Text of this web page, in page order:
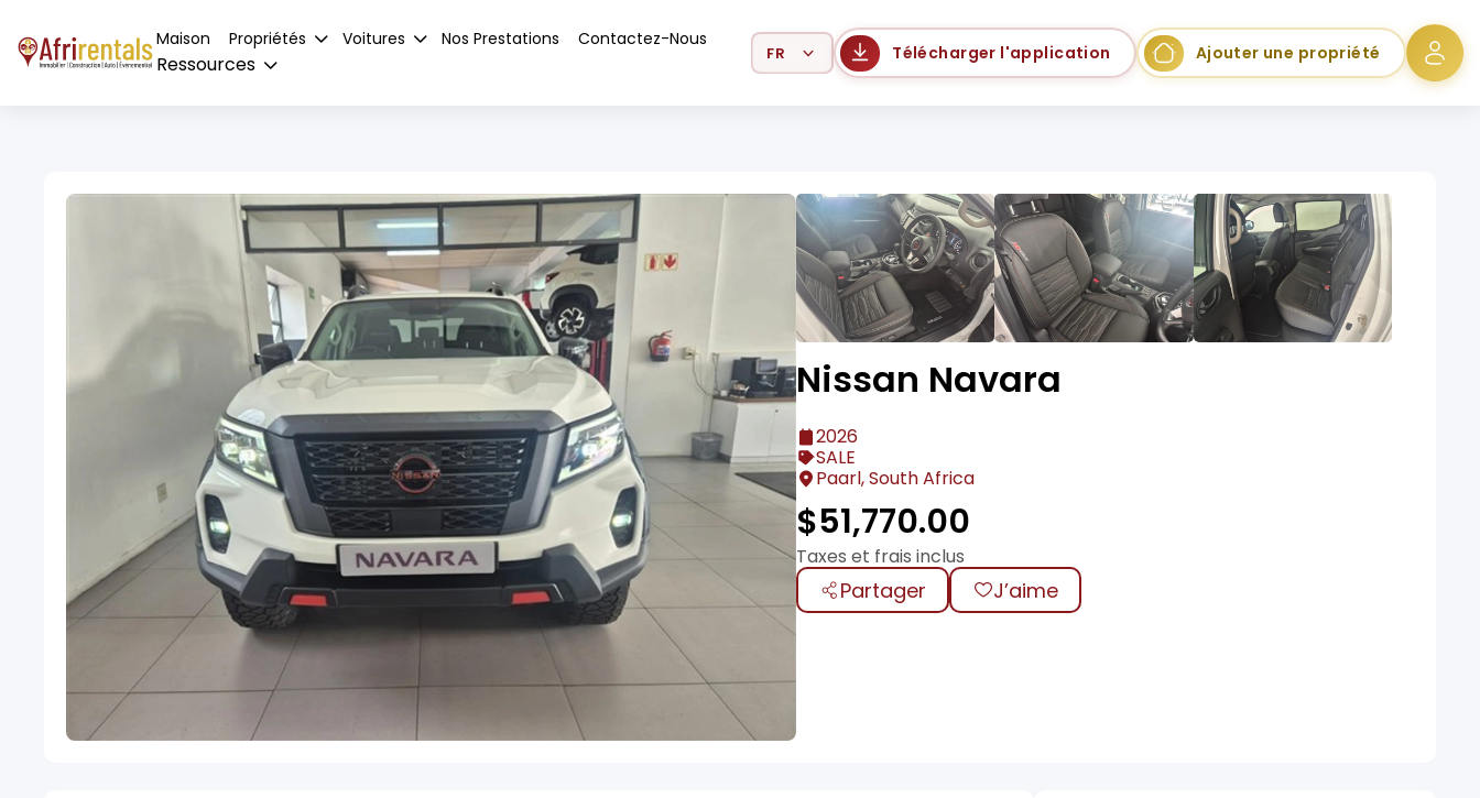
Maison Propriétés Voitures Nos Prestations Contactez-Nous
Ressources
Select Language Télécharger l'application Ajouter une propriété
Nissan Navara
2026
SALE
Paarl, South Africa
$51,770.00
Taxes et frais inclus
Partager J’aime